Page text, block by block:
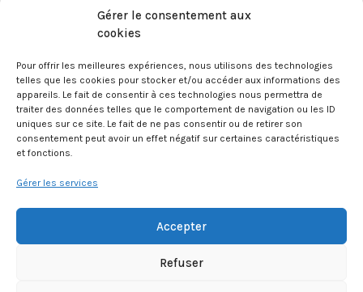
Gérer le consentement aux
cookies
Pour offrir les meilleures expériences, nous utilisons des technologies
telles que les cookies pour stocker et/ou accéder aux informations des
appareils. Le fait de consentir à ces technologies nous permettra de
traiter des données telles que le comportement de navigation ou les ID
uniques sur ce site. Le fait de ne pas consentir ou de retirer son
consentement peut avoir un effet négatif sur certaines caractéristiques
et fonctions.
Gérer les services
Accepter
Refuser
Mentions légales
La Maison des Jeunes et de la Culture Jacques
Prévert est une association enregistrée le 09
décembre 1959 auprès de la Préfecture des Bouches
du Rhône.
Provence.
SIRET 381 083 880 00017